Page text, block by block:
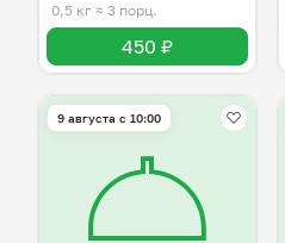
0,5 кг ≈ 3 порц.
450 ₽
9 августа с 10:00